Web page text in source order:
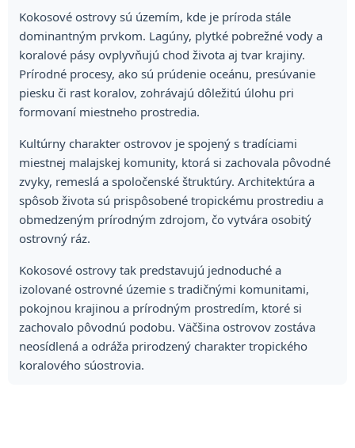
Kokosové ostrovy sú územím, kde je príroda stále
dominantným prvkom. Lagúny, plytké pobrežné vody a
koralové pásy ovplyvňujú chod života aj tvar krajiny.
Prírodné procesy, ako sú prúdenie oceánu, presúvanie
piesku či rast koralov, zohrávajú dôležitú úlohu pri
formovaní miestneho prostredia.
Kultúrny charakter ostrovov je spojený s tradíciami
miestnej malajskej komunity, ktorá si zachovala pôvodné
zvyky, remeslá a spoločenské štruktúry. Architektúra a
spôsob života sú prispôsobené tropickému prostrediu a
obmedzeným prírodným zdrojom, čo vytvára osobitý
ostrovný ráz.
Kokosové ostrovy tak predstavujú jednoduché a
izolované ostrovné územie s tradičnými komunitami,
pokojnou krajinou a prírodným prostredím, ktoré si
zachovalo pôvodnú podobu. Väčšina ostrovov zostáva
neosídlená a odráža prirodzený charakter tropického
koralového súostrovia.